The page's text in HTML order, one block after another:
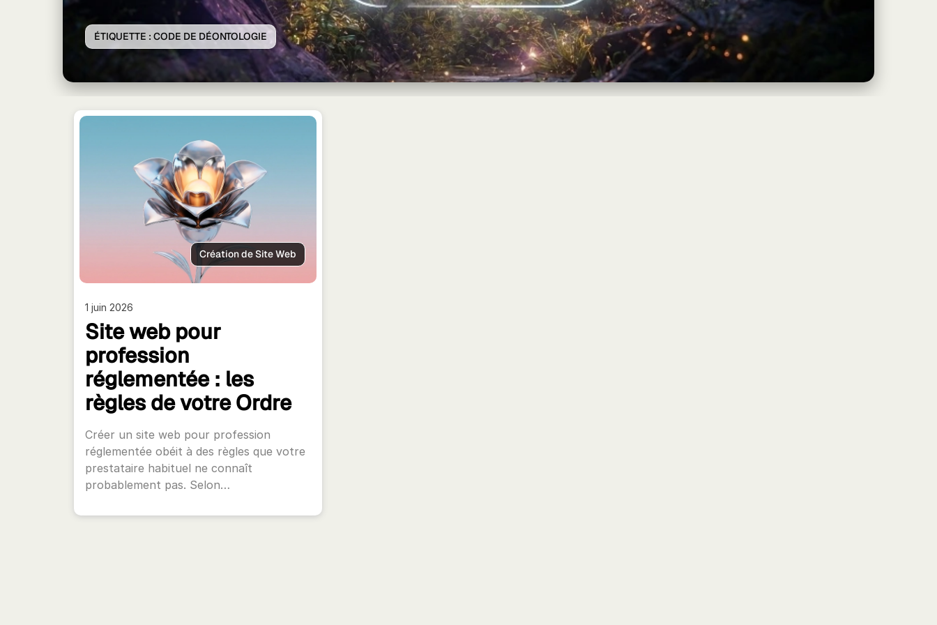
ÉTIQUETTE : CODE DE DÉONTOLOGIE
Création de Site Web
1 juin 2026
Site web pour
profession
réglementée : les
règles de votre Ordre
Créer un site web pour profession
réglementée obéit à des règles que votre
prestataire habituel ne connaît
probablement pas. Selon…